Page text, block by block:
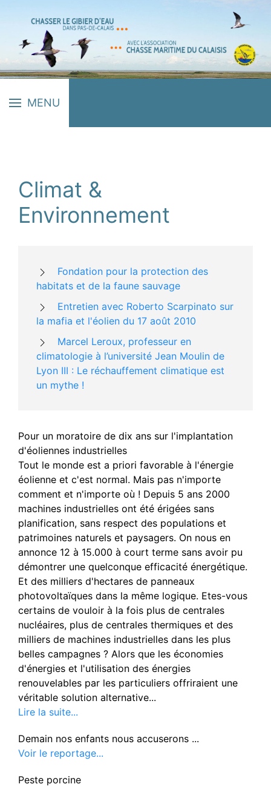
MENU
Climat &
Environnement
Fondation pour la protection des
habitats et de la faune sauvage
Entretien avec Roberto Scarpinato sur
la mafia et l'éolien du 17 août 2010
Marcel Leroux, professeur en
climatologie à l’université Jean Moulin de
Lyon III : Le réchauffement climatique est
un mythe !
Pour un moratoire de dix ans sur l'implantation
d'éoliennes industrielles
Tout le monde est a priori favorable à l'énergie
éolienne et c'est normal. Mais pas n'importe
comment et n'importe où ! Depuis 5 ans 2000
machines industrielles ont été érigées sans
planification, sans respect des populations et
patrimoines naturels et paysagers. On nous en
annonce 12 à 15.000 à court terme sans avoir pu
démontrer une quelconque efficacité énergétique.
Et des milliers d'hectares de panneaux
photovoltaïques dans la même logique. Etes-vous
certains de vouloir à la fois plus de centrales
nucléaires, plus de centrales thermiques et des
milliers de machines industrielles dans les plus
belles campagnes ? Alors que les économies
d'énergies et l'utilisation des énergies
renouvelables par les particuliers offriraient une
véritable solution alternative...
Lire la suite...
Demain nos enfants nous accuserons ...
Voir le reportage...
Peste porcine